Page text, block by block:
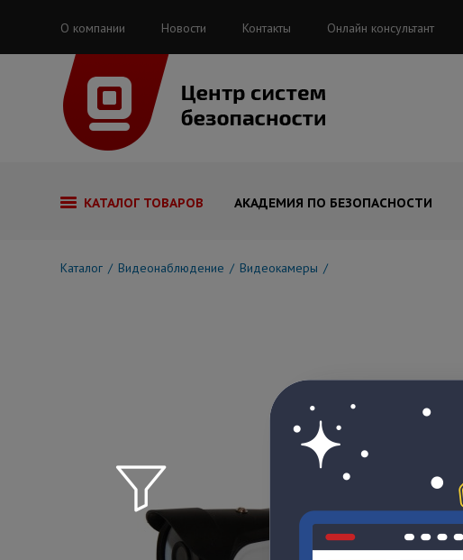
О компании Новости Контакты Онлайн консультант
КАТАЛОГ ТОВАРОВ АКАДЕМИЯ ПО БЕЗОПАСНОСТИ
Каталог Видеонаблюдение Видеокамеры